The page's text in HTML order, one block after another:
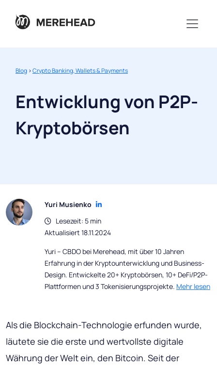
Blog >Crypto Banking, Wallets & Payments
Entwicklung von P2P-
Kryptobörsen
Yuri Musienko
Lesezeit: 5 min
Aktualisiert 18.11.2024
Yuri – CBDO bei Merehead, mit über 10 Jahren
Erfahrung in der Kryptounterwicklung und Business-
Design. Entwickelte 20+ Kryptobörsen, 10+ DeFi/P2P-
Plattformen und 3 Tokenisierungsprojekte. Mehr lesen
Als die Blockchain-Technologie erfunden wurde,
läutete sie die erste und wertvollste digitale
Währung der Welt ein, den Bitcoin. Seit der